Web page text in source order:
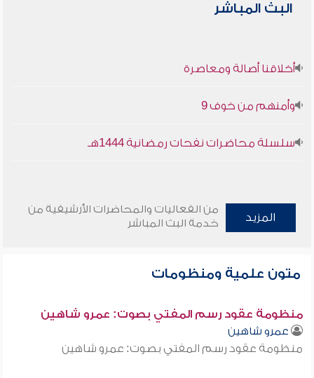
البث المباشر
أخلاقنا أصالة ومعاصرة
وأمنهم من خوف 9
سلسلة محاضرات نفحات رمضانية 1444هـ
المزيد
من الفعاليات والمحاضرات الأرشيفية من
خدمة البث المباشر
متون علمية ومنظومات
منظومة عقود رسم المفتي بصوت: عمرو شاهين
عمرو شاهين
منظومة عقود رسم المفتي بصوت: عمرو شاهين